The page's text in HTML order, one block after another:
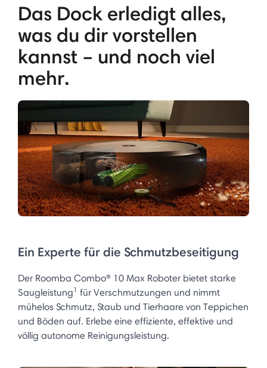
Das Dock erledigt alles,
was du dir vorstellen
kannst – und noch viel
mehr.
Ein Experte für die Schmutzbeseitigung
Der Roomba Combo® 10 Max Roboter bietet starke
Saugleistung1 für Verschmutzungen und nimmt
mühelos Schmutz, Staub und Tierhaare von Teppichen
und Böden auf. Erlebe eine effiziente, effektive und
völlig autonome Reinigungsleistung.